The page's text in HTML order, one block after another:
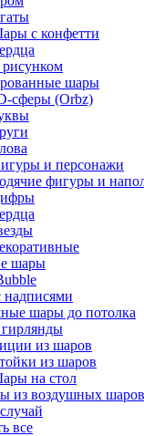
с конфетти
шары
сферы (Orbz)
и персонажи
фигуры и
шары
шары до потолка
из шаров
из шаров
на стол
из воздушных шаров
все